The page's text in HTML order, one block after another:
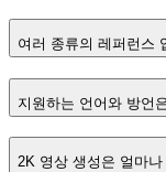
여러 종류의 레퍼런스
지원하는 언어와 방언
2K 영상 생성은 얼마